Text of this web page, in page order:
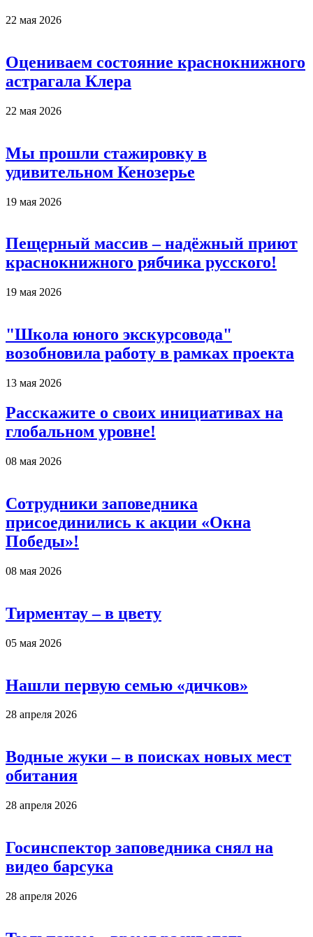
22 мая 2026
Оцениваем состояние краснокнижного
астрагала Клера
22 мая 2026
Мы прошли стажировку в
удивительном Кенозерье
19 мая 2026
Пещерный массив – надёжный приют
краснокнижного рябчика русского!
19 мая 2026
"Школа юного экскурсовода"
возобновила работу в рамках проекта
13 мая 2026
Расскажите о своих инициативах на
глобальном уровне!
08 мая 2026
Сотрудники заповедника
присоединились к акции «Окна
Победы»!
08 мая 2026
Тирментау – в цвету
05 мая 2026
Нашли первую семью «дичков»
28 апреля 2026
Водные жуки – в поисках новых мест
обитания
28 апреля 2026
Госинспектор заповедника снял на
видео барсука
28 апреля 2026